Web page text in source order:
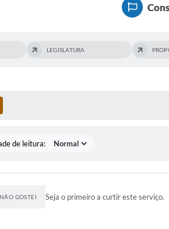
LEGISLATURA
de leitura:
NÃO GOSTEI Seja o primeiro a curtir este serviço.